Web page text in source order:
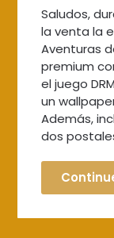
Saludos,
la venta la
Aventuras
premium
el juego
un
Además,
dos